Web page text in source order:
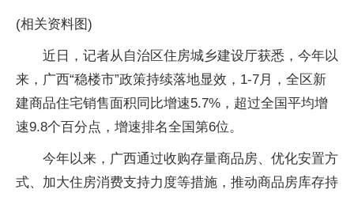
(相关资料图)
近日，记者从自治区住房城乡建设厅获悉，今年以
来，广西“稳楼市”政策持续落地显效，1-7月，全区新
建商品住宅销售面积同比增速5.7%，超过全国平均增
速9.8个百分点，增速排名全国第6位。
今年以来，广西通过收购存量商品房、优化安置方
式、加大住房消费支持力度等措施，推动商品房库存持